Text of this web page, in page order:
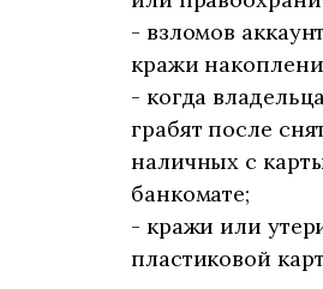
- взломов
кражи
- когда
грабят после
наличных с
банкомате;
- кражи или
пластиковой